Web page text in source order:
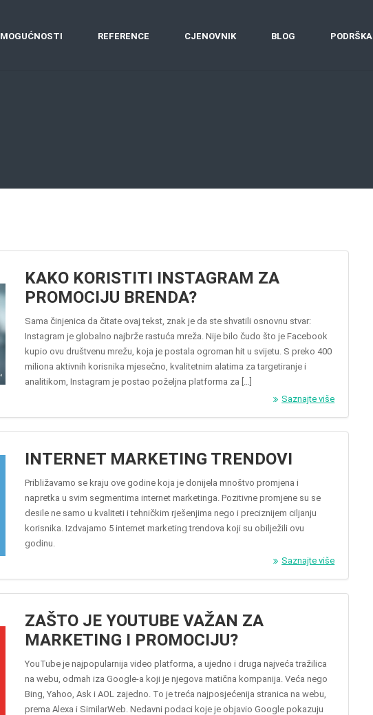
MOGUĆNOSTI REFERENCE CJENOVNIK BLOG PODRŠKA
KAKO KORISTITI INSTAGRAM ZA
PROMOCIJU BRENDA?
Sama činjenica da čitate ovaj tekst, znak je da ste shvatili osnovnu stvar:
Instagram je globalno najbrže rastuća mreža. Nije bilo čudo što je Facebook
kupio ovu društvenu mrežu, koja je postala ogroman hit u svijetu. S preko 400
miliona aktivnih korisnika mjesečno, kvalitetnim alatima za targetiranje i
analitikom, Instagram je postao poželjna platforma za […]
Saznajte više
INTERNET MARKETING TRENDOVI
Približavamo se kraju ove godine koja je donijela mnoštvo promjena i
napretka u svim segmentima internet marketinga. Pozitivne promjene su se
desile ne samo u kvaliteti i tehničkim rješenjima nego i preciznijem ciljanju
korisnika. Izdvajamo 5 internet marketing trendova koji su obilježili ovu
godinu.
Saznajte više
ZAŠTO JE YOUTUBE VAŽAN ZA
MARKETING I PROMOCIJU?
YouTube je najpopularnija video platforma, a ujedno i druga najveća tražilica
na webu, odmah iza Google-a koji je njegova matična kompanija. Veća nego
Bing, Yahoo, Ask i AOL zajedno. To je treća najposjećenija stranica na webu,
prema Alexa i SimilarWeb. Nedavni podaci koje je objavio Google pokazuju